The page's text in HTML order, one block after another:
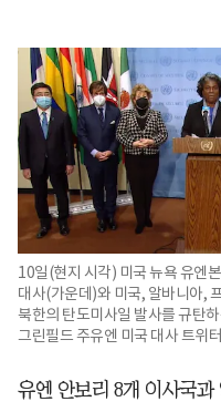
10일(현지 시각) 미국 뉴욕 유엔
대사(가운데)와 미국, 알바니아,
북한의 탄도미사일 발사를 규탄
그린필드 주유엔 미국 대사 트위터
유엔 안보리 8개 이사국